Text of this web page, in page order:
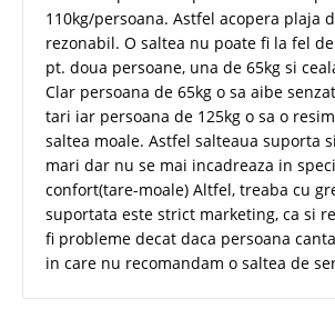
110kg/persoana. Astfel acopera plaja
rezonabil. O saltea nu poate fi la fel
pt. doua persoane, una de 65kg si
Clar persoana de 65kg o sa aibe
tari iar persoana de 125kg o sa o
saltea moale. Astfel salteaua suporta
mari dar nu se mai incadreaza in
confort(tare-moale) Altfel, treaba cu
suportata este strict marketing, ca si
fi probleme decat daca persoana
in care nu recomandam o saltea de